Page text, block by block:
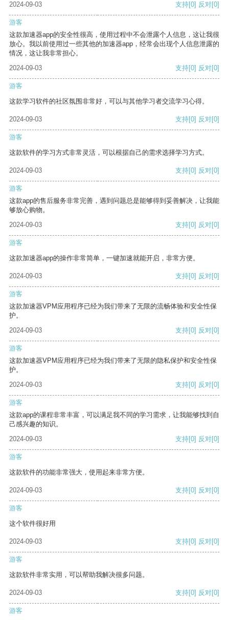
2024-09-03 支持[0] 反对[0]
游客
这款加速器app的安全性很高，使用过程中不会泄露个人信息，这让我很
放心。我以前使用过一些其他的加速器app，经常会出现个人信息泄露的
情况，这让我非常担心。
2024-09-03
支持[0] 反对[0]
游客
这款学习软件的社区氛围非常好，可以与其他学习者交流学习心得。
2024-09-03 支持[0] 反对[0]
游客
这款软件的学习方式非常灵活，可以根据自己的需求选择学习方式。
2024-09-03 支持[0] 反对[0]
游客
这款app的售后服务非常完善，遇到问题总是能够得到妥善解决，让我能
够放心购物。
2024-09-03
支持[0] 反对[0]
游客
这款加速器app的操作非常简单，一键加速就能开启，非常方便。
2024-09-03 支持[0] 反对[0]
游客
这款加速器VPM应用程序已经为我们带来了无限的流畅体验和安全性保
护。
2024-09-03
支持[0] 反对[0]
游客
这款加速器VPM应用程序已经为我们带来了无限的隐私保护和安全性保
护。
2024-09-03
支持[0] 反对[0]
游客
这款app的课程非常丰富，可以满足我不同的学习需求，让我能够找到自
己感兴趣的知识。
2024-09-03
支持[0] 反对[0]
游客
这款软件的功能非常强大，使用起来非常方便。
2024-09-03 支持[0] 反对[0]
游客
这个软件很好用
2024-09-03 支持[0] 反对[0]
游客
这款软件非常实用，可以帮助我解决很多问题。
2024-09-03 支持[0] 反对[0]
游客